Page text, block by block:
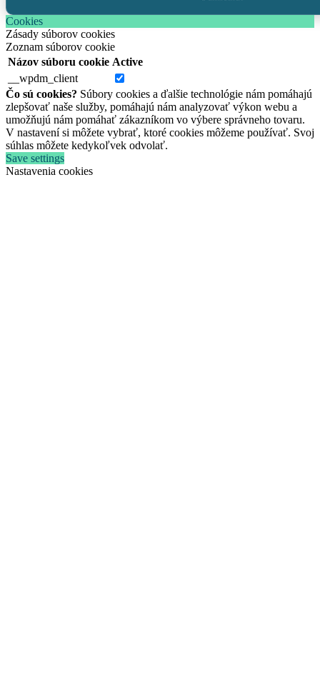
Cookies
Zásady súborov cookies
Zoznam súborov cookie
Názov súboru cookie Active
__wpdm_client
Čo sú cookies? Súbory cookies a ďalšie technológie nám pomáhajú
zlepšovať naše služby, pomáhajú nám analyzovať výkon webu a
umožňujú nám pomáhať zákazníkom vo výbere správneho tovaru.
V nastavení si môžete vybrať, ktoré cookies môžeme používať. Svoj
súhlas môžete kedykoľvek odvolať.
Save settings
Nastavenia cookies